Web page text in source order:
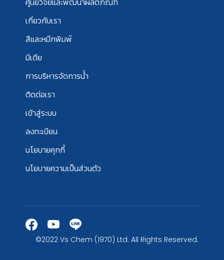
เกี่ยวกับเรา
สีและหมึกพิมพ์
มีเดีย
การบริหารจัดการน้ำ
ติดต่อเรา
เข้าสู่ระบบ
ลงทะเบียน
นโยบายคุกกี้
นโยบายความเป็นส่วนตัว
©2022 Vs Chem (1970) Ltd. All Rights Reserved.